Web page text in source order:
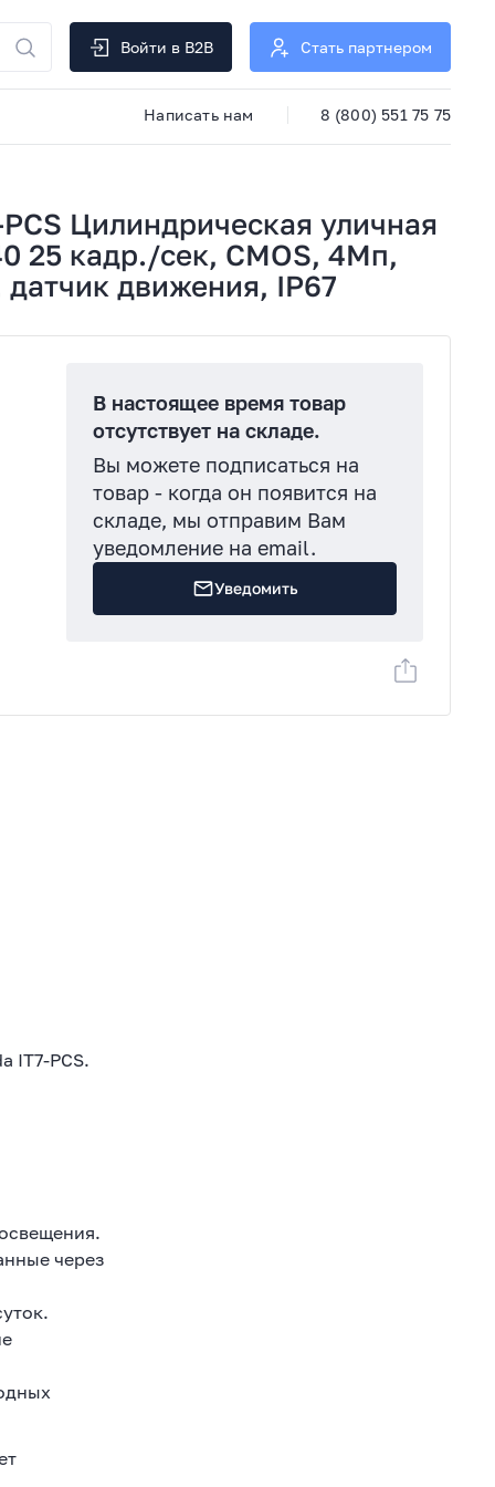
Войти в B2B Стать партнером
Написать нам 8 (800) 551 75 75
Цилиндрическая уличная
25 кадр./сек, CMOS, 4Мп,
движения, IP67
В настоящее время товар
отсутствует на складе.
Вы можете подписаться на
товар - когда он появится на
складе, мы отправим Вам
уведомление на email.
Уведомить
IT7-PCS.
через